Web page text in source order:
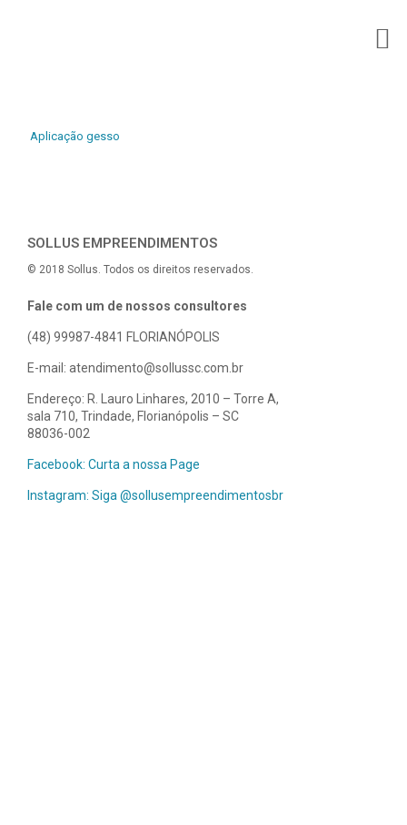
Aplicação gesso
SOLLUS EMPREENDIMENTOS
© 2018 Sollus. Todos os direitos reservados.
Fale com um de nossos consultores
(48) 99987-4841 FLORIANÓPOLIS
E-mail: atendimento@sollussc.com.br
Endereço: R. Lauro Linhares, 2010 – Torre A,
sala 710, Trindade, Florianópolis – SC
88036-002
Facebook: Curta a nossa Page
Instagram: Siga @sollusempreendimentosbr